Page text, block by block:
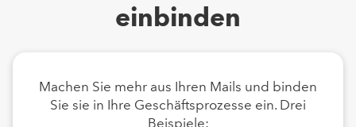
einbinden
Machen Sie mehr aus Ihren Mails und binden
Sie sie in Ihre Geschäftsprozesse ein. Drei
Beispiele: